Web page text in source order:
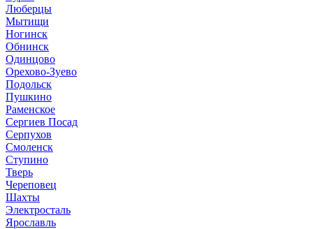
Люберцы
Мытищи
Ногинск
Обнинск
Одинцово
Орехово-Зуево
Подольск
Пушкино
Раменское
Сергиев Посад
Серпухов
Смоленск
Ступино
Тверь
Череповец
Шахты
Электросталь
Ярославль